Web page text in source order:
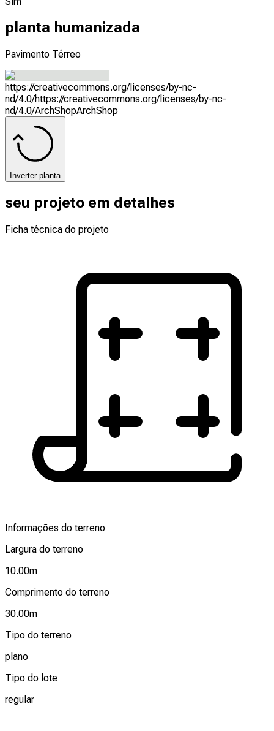
planta humanizada
Pavimento Térreo
https://creativecommons.org/licenses/by-nc-
nd/4.0/https://creativecommons.org/licenses/by-nc-
nd/4.0/ArchShopArchShop
Inverter planta
seu projeto em detalhes
Ficha técnica do projeto
Informações do terreno
Largura do terreno
10.00m
Comprimento do terreno
30.00m
Tipo do terreno
plano
Tipo do lote
regular